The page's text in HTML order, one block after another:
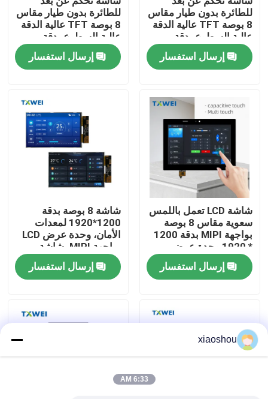
المنزل
حولنا
جولة في المصنع
أخبار
اطلب اقتباس
وحدة TFT LCD
للطائرة بدون طيار مقاس
8 بوصة TFT عالية الدقة
عالية السطوع بدقة
1920*1200 LVDS
بشاشة لمس واسعة
النطاق
إرسال استفسار
للطائرة بدون طيار مقاس
8 بوصة TFT عالية الدقة
عالية السطوع بدقة
1920*1200 LVDS
بشاشة لمس واسعة
النطاق
إرسال استفسار
شاشة LCD تعمل باللمس
سعوية مقاس 8 بوصة
بواجهة MIPI بدقة 1200
* 1920 وحدة عرض
تحكم في إضاءة النباتات
إرسال استفسار
شاشة 8 بوصة بدقة
1200*1920 لمعدات
الأمان، وحدة عرض LCD
بواجهة MIPI، شاشة
اختيارية تعمل باللمس
إرسال استفسار
xiaoshou
6:33 AM